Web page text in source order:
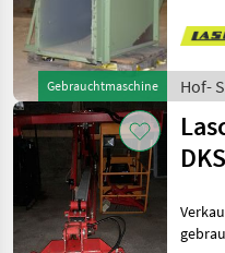
Gebrauchtmaschine
LSE-B, 7, 5 kW inkl. 11 kW
Ausf
Hof-
und
/ Lasco